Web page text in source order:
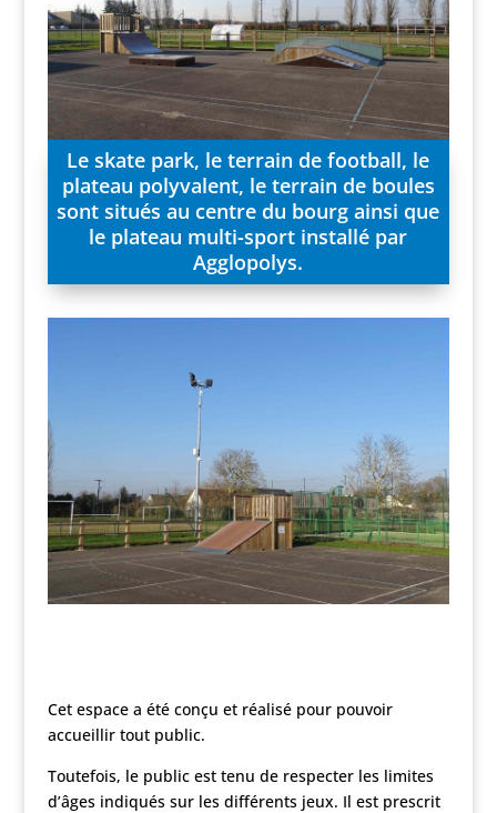
Le skate park, le terrain de football, le
plateau polyvalent, le terrain de boules
sont situés au centre du bourg ainsi que
le plateau multi-sport installé par
Agglopolys.
Cet espace a été conçu et réalisé pour pouvoir
accueillir tout public.
Toutefois, le public est tenu de respecter les limites
d’âges indiqués sur les différents jeux. Il est prescrit